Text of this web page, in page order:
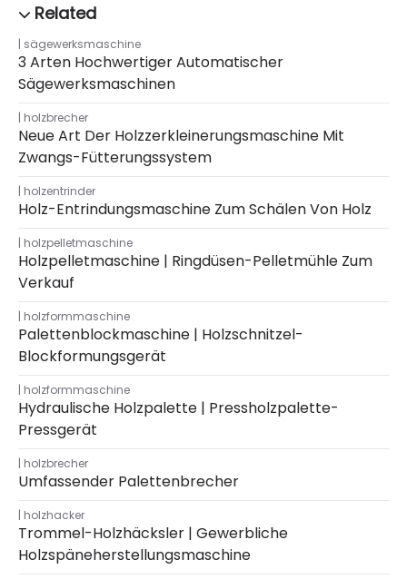
sägewerksmaschine
3 Arten Hochwertiger Automatischer
Sägewerksmaschinen
holzbrecher
Neue Art Der Holzzerkleinerungsmaschine Mit
Zwangs-Fütterungssystem
holzentrinder
Holz-Entrindungsmaschine Zum Schälen Von Holz
holzpelletmaschine
Holzpelletmaschine | Ringdüsen-Pelletmühle Zum
Verkauf
holzformmaschine
Palettenblockmaschine | Holzschnitzel-
Blockformungsgerät
holzformmaschine
Hydraulische Holzpalette | Pressholzpalette-
Pressgerät
holzbrecher
Umfassender Palettenbrecher
holzhacker
Trommel-Holzhäcksler | Gewerbliche
Holzspäneherstellungsmaschine